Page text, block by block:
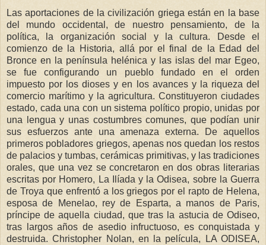
Las aportaciones de la civilización griega están en la base
del mundo occidental, de nuestro pensamiento, de la
política, la organización social y la cultura. Desde el
comienzo de la Historia, allá por el final de la Edad del
Bronce en la península helénica y las islas del mar Egeo,
se fue configurando un pueblo fundado en el orden
impuesto por los dioses y en los avances y la riqueza del
comercio marítimo y la agricultura. Constituyeron ciudades
estado, cada una con un sistema político propio, unidas por
una lengua y unas costumbres comunes, que podían unir
sus esfuerzos ante una amenaza externa. De aquellos
primeros pobladores griegos, apenas nos quedan los restos
de palacios y tumbas, cerámicas primitivas, y las tradiciones
orales, que una vez se concretaron en dos obras literarias
escritas por Homero, La Ilíada y la Odisea, sobre la Guerra
de Troya que enfrentó a los griegos por el rapto de Helena,
esposa de Menelao, rey de Esparta, a manos de Paris,
príncipe de aquella ciudad, que tras la astucia de Odiseo,
tras largos años de asedio infructuoso, es conquistada y
destruida. Christopher Nolan, en la película, LA ODISEA,